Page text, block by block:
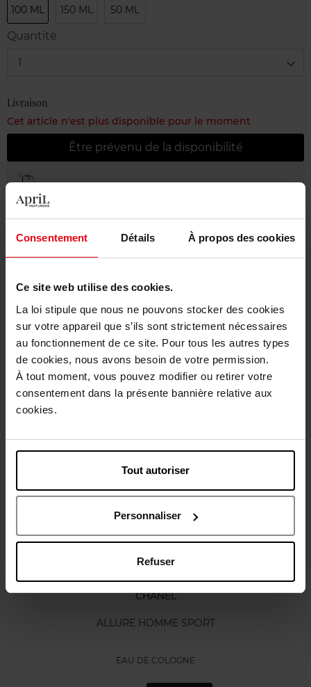
Consentement Détails À propos des cookies
Ce site web utilise des cookies.
La loi stipule que nous ne pouvons stocker des cookies
sur votre appareil que s’ils sont strictement nécessaires
au fonctionnement de ce site. Pour tous les autres types
de cookies, nous avons besoin de votre permission.
À tout moment, vous pouvez modifier ou retirer votre
consentement dans la présente bannière relative aux
cookies.
Tout autoriser
Personnaliser
Refuser
100 ML 150 ML 50 ML
Quantité
1
Livraison
Cet article n'est plus disponible pour le moment
Être prévenu de la disponibilité
Retour gratuit dans votre magasin
Emballage cadeau offert
Description
Conseil d'utilisation
Caractéristiques
Vous aimerez peut-être
CHANEL
ALLURE HOMME SPORT
EAU DE COLOGNE